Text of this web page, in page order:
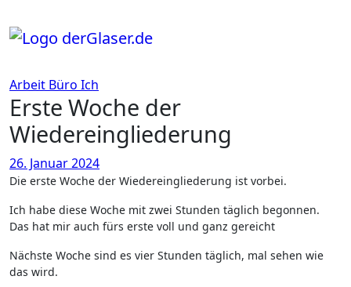
Inhalt
springen
Arbeit Büro Ich
Erste Woche der
Wiedereingliederung
26. Januar 2024
Die erste Woche der Wiedereingliederung ist vorbei.
Ich habe diese Woche mit zwei Stunden täglich begonnen.
Das hat mir auch fürs erste voll und ganz gereicht
Nächste Woche sind es vier Stunden täglich, mal sehen wie
das wird.